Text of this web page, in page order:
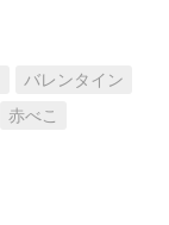
バレンタイン
赤べこ